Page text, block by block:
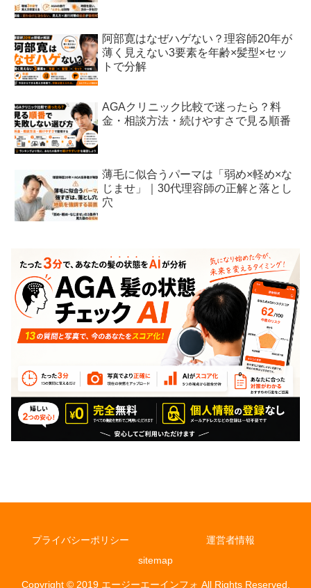
阿部寛はなぜハゲない？理容師20年が
薄く見えない3要素を年齢×髪型×セッ
トで分解
AGAクリニック比較で迷ったら？料
金・相談方法・続けやすさで見る順番
薄毛に似合うパーマは「弱め×軽め×な
じませ」｜30代理容師の正解と落とし
穴
プライバシーポリシー
運営者情報
sitemap
Copyright © 2019 エージーエーインフォ All Rights Reserved.